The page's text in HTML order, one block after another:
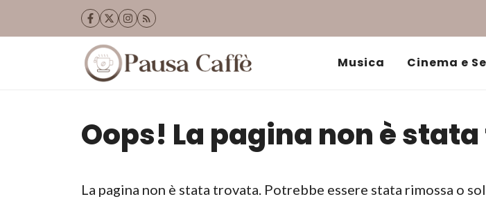
Musica Cinema e
Oops! La pagina non è
La pagina non è stata trovata. Potrebbe essere stata rimossa o